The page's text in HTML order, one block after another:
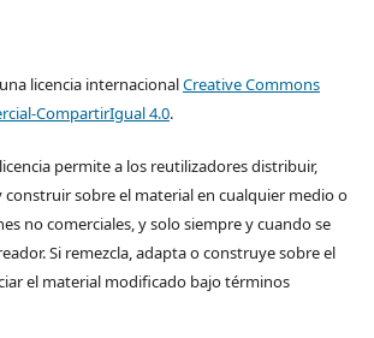
licencia internacionalCreative Commons
CompartirIgual 4.0.
permite a los reutilizadores distribuir,
construir sobre el material en cualquier medio o
no comerciales, y solo siempre y cuando se
Si remezcla, adapta o construye sobre el
el material modificado bajo términos